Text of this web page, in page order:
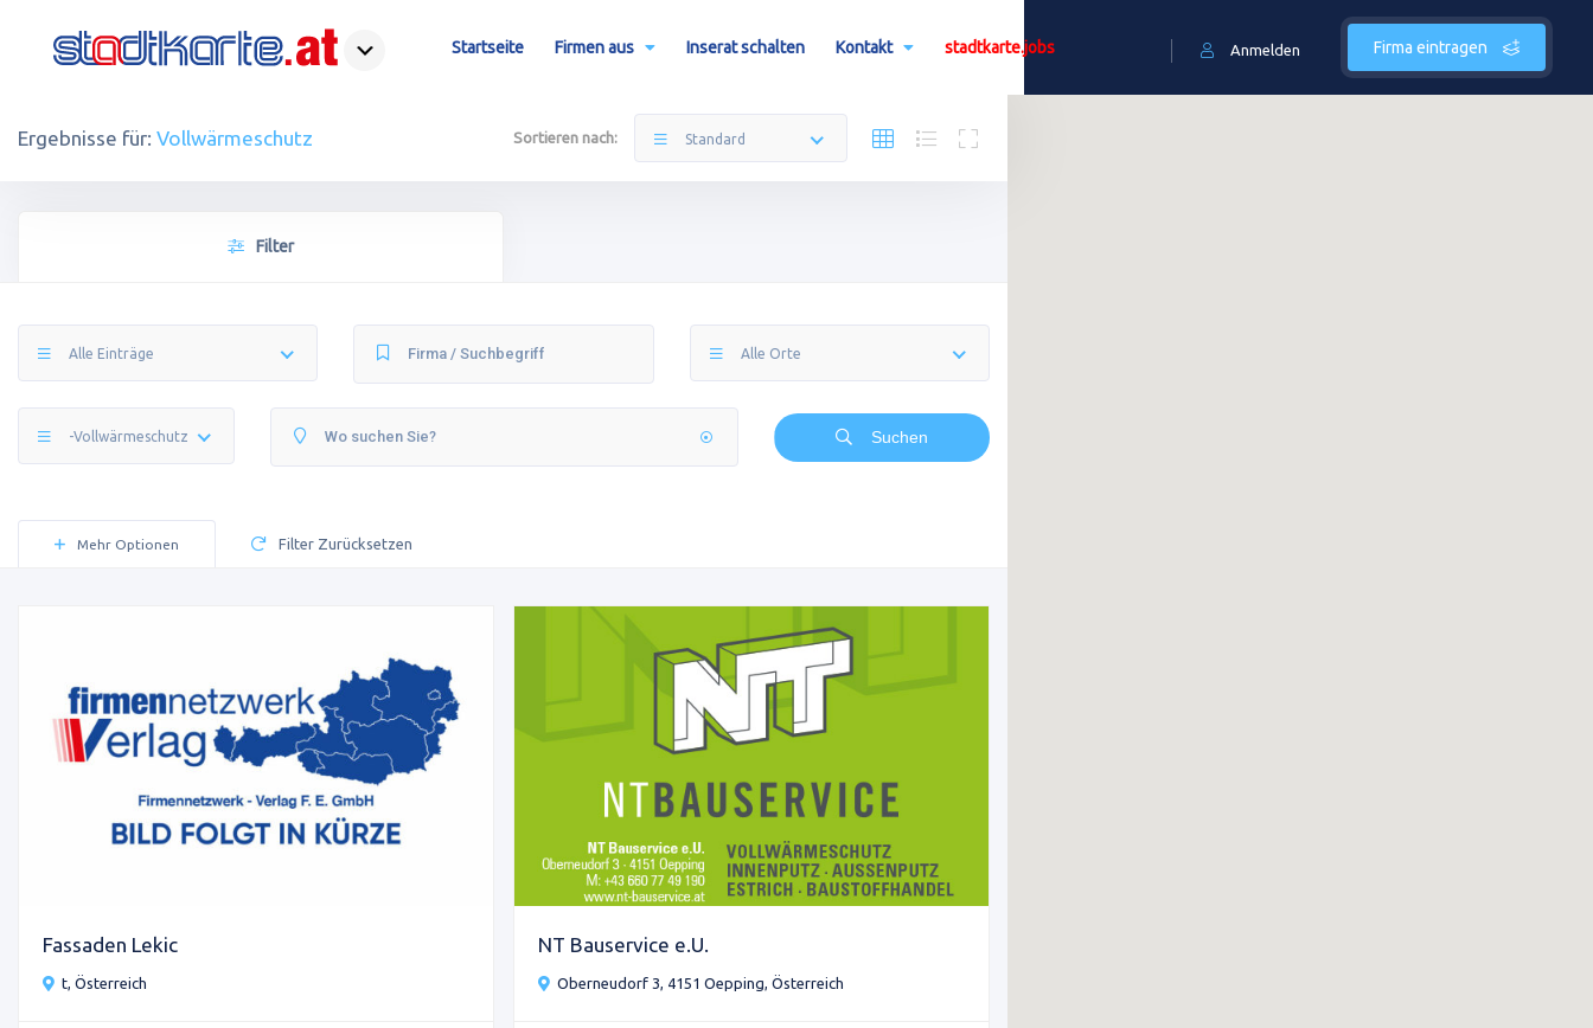
Firma eintragen
Anmelden
Startseite Firmen aus Inserat schalten Kontakt stadtkarte.jobs
Ergebnisse für: Vollwärmeschutz Sortieren nach: Standard
Filter
Alle Einträge Alle Orte
-Vollwärmeschutz Suchen
Mehr Optionen Filter Zurücksetzen
Fassaden Lekic
t, Österreich
NT Bauservice e.U.
Oberneudorf 3, 4151 Oepping, Österreich